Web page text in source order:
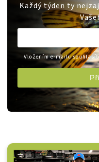
Každý týden ty
Vložením e-mailu